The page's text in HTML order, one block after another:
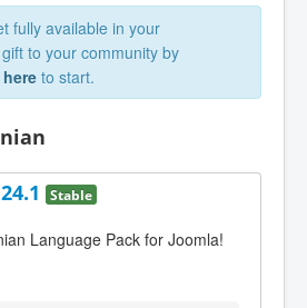
fully available in your
to your community by
here to start.
Stable
Language Pack for Joomla!